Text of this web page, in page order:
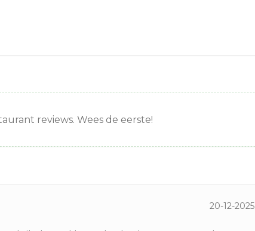
reviews. Wees de eerste!
20-12-2025